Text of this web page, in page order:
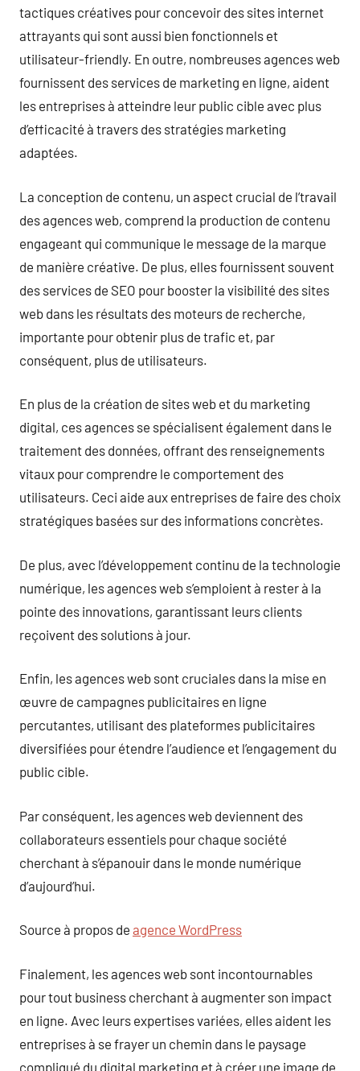
tactiques créatives pour concevoir des sites internet
attrayants qui sont aussi bien fonctionnels et
utilisateur-friendly. En outre, nombreuses agences web
fournissent des services de marketing en ligne, aident
les entreprises à atteindre leur public cible avec plus
d’efficacité à travers des stratégies marketing
adaptées.
La conception de contenu, un aspect crucial de l’travail
des agences web, comprend la production de contenu
engageant qui communique le message de la marque
de manière créative. De plus, elles fournissent souvent
des services de SEO pour booster la visibilité des sites
web dans les résultats des moteurs de recherche,
importante pour obtenir plus de trafic et, par
conséquent, plus de utilisateurs.
En plus de la création de sites web et du marketing
digital, ces agences se spécialisent également dans le
traitement des données, offrant des renseignements
vitaux pour comprendre le comportement des
utilisateurs. Ceci aide aux entreprises de faire des choix
stratégiques basées sur des informations concrètes.
De plus, avec l’développement continu de la technologie
numérique, les agences web s’emploient à rester à la
pointe des innovations, garantissant leurs clients
reçoivent des solutions à jour.
Enfin, les agences web sont cruciales dans la mise en
œuvre de campagnes publicitaires en ligne
percutantes, utilisant des plateformes publicitaires
diversifiées pour étendre l’audience et l’engagement du
public cible.
Par conséquent, les agences web deviennent des
collaborateurs essentiels pour chaque société
cherchant à s’épanouir dans le monde numérique
d’aujourd’hui.
Source à propos de agence WordPress
Finalement, les agences web sont incontournables
pour tout business cherchant à augmenter son impact
en ligne. Avec leurs expertises variées, elles aident les
entreprises à se frayer un chemin dans le paysage
compliqué du digital marketing et à créer une image de